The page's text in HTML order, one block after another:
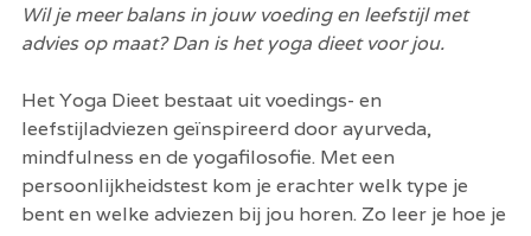
Wil je meer balans in jouw voeding en leefstijl met
advies op maat? Dan is het yoga dieet voor jou.
Het Yoga Dieet bestaat uit voedings- en
leefstijladviezen geïnspireerd door ayurveda,
mindfulness en de yogafilosofie. Met een
persoonlijkheidstest kom je erachter welk type je
bent en welke adviezen bij jou horen. Zo leer je hoe je